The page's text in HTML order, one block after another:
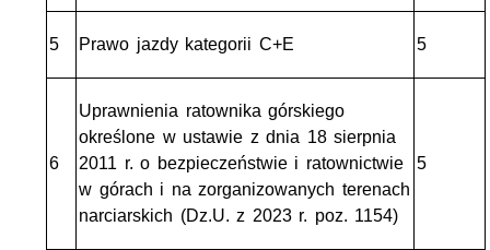
5 Prawo jazdy kategorii C+E 5
6
Uprawnienia ratownika górskiego
określone w ustawie z dnia 18 sierpnia
2011 r. o bezpieczeństwie i ratownictwie
w górach i na zorganizowanych terenach
narciarskich (Dz.U. z 2023 r. poz. 1154)
5